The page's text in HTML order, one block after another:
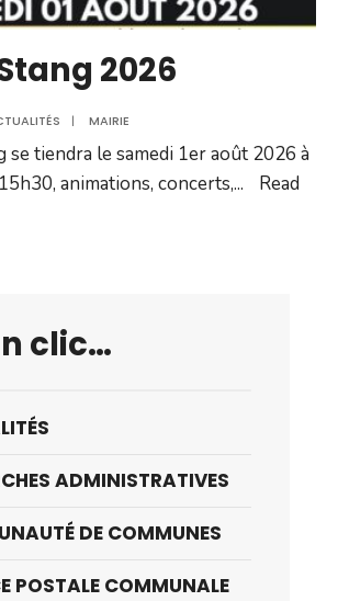
2026
| MAIRIE
se tiendra le samedi 1er août 2026 à
animations, concerts,...
Read
clic…
ADMINISTRATIVES
DE COMMUNES
POSTALE COMMUNALE